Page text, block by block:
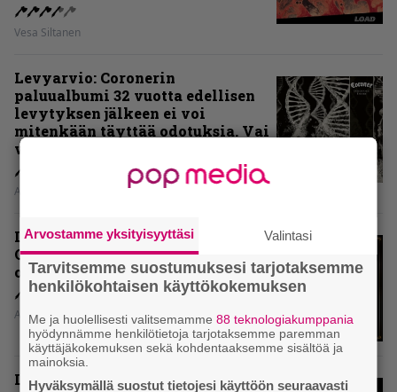
Vesa Siltanen
Levyarvio: Coronerin
paluualbumi 32 vuotta edellisen
levytyksen jälkeen ei voi
mitenkään täyttää odotuksia. Vai
voiko?
Aki Nuopponen
Levyarvio: Dirkschneider & The
Old Gang -albumista ei aina tiedä,
onko se tosissaan tehty vai ei
Aki Nuopponen
Levyarvio: Onko Steelbound jo
Arvostamme yksityisyyttäsi Valintasi
Tarvitsemme suostumuksesi tarjotaksemme
henkilökohtaisen käyttökokemuksen
Me ja huolellisesti valitsemamme88 teknologiakumppania
hyödynnämme henkilötietoja tarjotaksemme paremman
käyttäjäkokemuksen sekä kohdentaaksemme sisältöä ja
mainoksia.
Hyväksymällä suostut tietojesi käyttöön seuraavasti